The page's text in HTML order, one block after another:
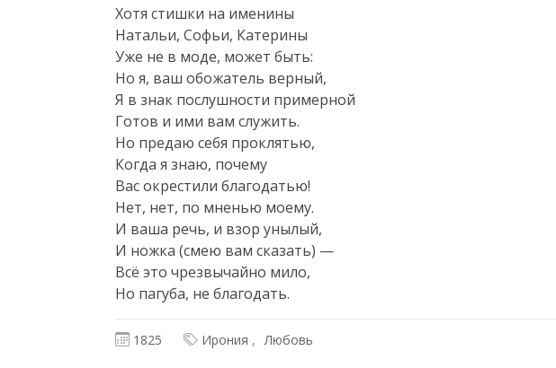
Текст произведения
Хотя стишки на именины
Натальи, Софьи, Катерины
Уже не в моде, может быть:
Но я, ваш обожатель верный,
Я в знак послушности примерной
Готов и ими вам служить.
Но предаю себя проклятью,
Когда я знаю, почему
Вас окрестили благодатью!
Нет, нет, по мненью моему.
И ваша речь, и взор унылый,
И ножка (смею вам сказать) —
Всё это чрезвычайно мило,
Но пагуба, не благодать.
1825 Ирония Любовь